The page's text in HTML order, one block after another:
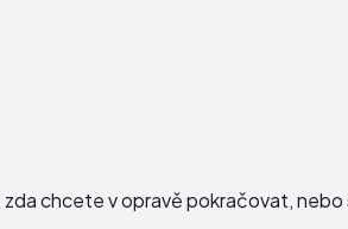
chcete v opravě pokračovat,